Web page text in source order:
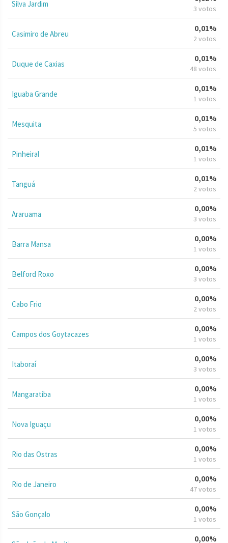
Silva Jardim 3 votos
Casimiro de Abreu
0,01%
2 votos
Duque de Caxias
0,01%
48 votos
Iguaba Grande
0,01%
1 votos
Mesquita
0,01%
5 votos
Pinheiral
0,01%
1 votos
Tanguá
0,01%
2 votos
Araruama
0,00%
3 votos
Barra Mansa
0,00%
1 votos
Belford Roxo
0,00%
3 votos
Cabo Frio
0,00%
2 votos
Campos dos Goytacazes
0,00%
1 votos
Itaboraí
0,00%
3 votos
Mangaratiba
0,00%
1 votos
Nova Iguaçu
0,00%
1 votos
Rio das Ostras
0,00%
1 votos
Rio de Janeiro
0,00%
47 votos
São Gonçalo
0,00%
1 votos
0,00%